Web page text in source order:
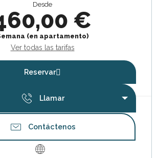
Desde
€
(en apartamento)
Ver todas las tarifas
Reservar
Llamar
Contáctenos